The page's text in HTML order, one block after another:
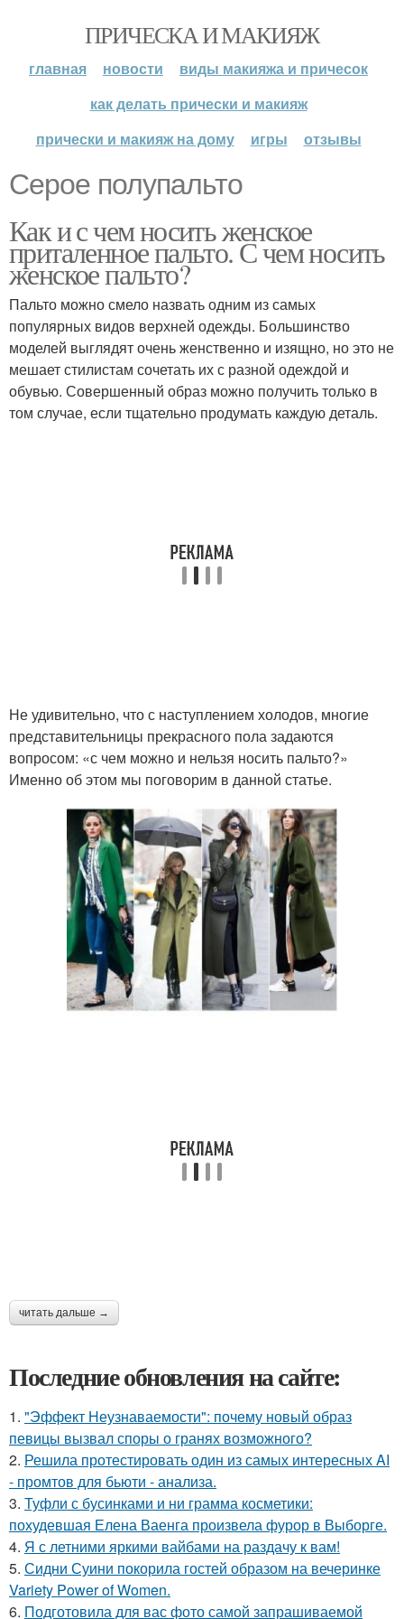
ПРИЧЕСКА И МАКИЯЖ
главная новости
виды макияжа и причесок
как делать прически и макияж
прически и макияж на дому
игры отзывы
Серое полупальто
Как и с чем носить женское
приталенное пальто. С чем носить
женское пальто?
Пальто можно смело назвать одним из самых
популярных видов верхней одежды. Большинство
моделей выглядят очень женственно и изящно, но это не
мешает стилистам сочетать их с разной одеждой и
обувью. Совершенный образ можно получить только в
том случае, если тщательно продумать каждую деталь.
Не удивительно, что с наступлением холодов, многие
представительницы прекрасного пола задаются
вопросом: «с чем можно и нельзя носить пальто?»
Именно об этом мы поговорим в данной статье.
читать дальше →
Последние обновления на сайте:
1. "Эффект Неузнаваемости": почему новый образ
певицы вызвал споры о гранях возможного?
2. Решила протестировать один из самых интересных AI
- промтов для бьюти - анализа.
3. Туфли с бусинками и ни грамма косметики:
похудевшая Елена Ваенга произвела фурор в Выборге.
4. Я с летними яркими вайбами на раздачу к вам!
5. Сидни Суини покорила гостей образом на вечеринке
Variety Power of Women.
6. Подготовила для вас фото самой запрашиваемой